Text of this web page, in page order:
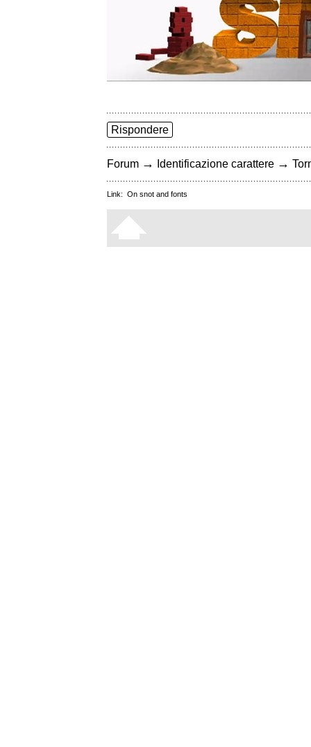
Rispondere
Forum → Identificazione carattere →
Link: On snot and fonts